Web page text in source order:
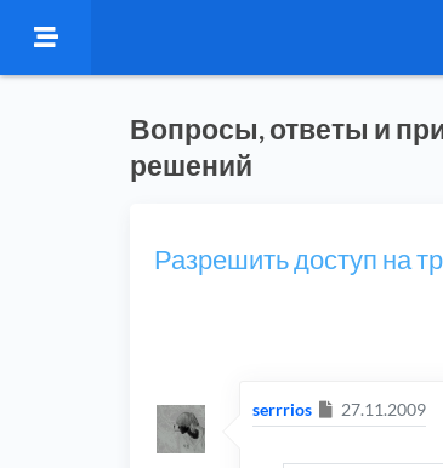
Вопросы, ответы и
решений
Разрешить доступ на
serrrios Сообщение
27.11.2009